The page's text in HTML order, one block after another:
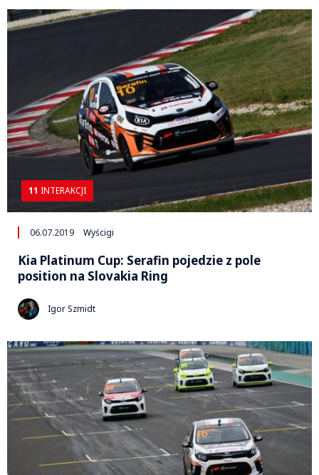
11 INTERAKCJI
06.07.2019 Wyścigi
Kia Platinum Cup: Serafin pojedzie z pole
position na Slovakia Ring
Igor Szmidt